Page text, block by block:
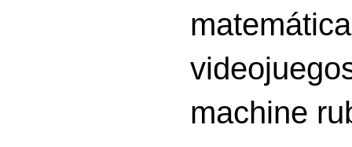
machine